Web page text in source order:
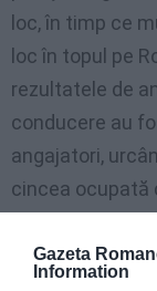
Gazeta
Information
loc, în timp ce
loc în topul pe
rezultatele de
conducere au
angajatori,
cincea ocupată
Principalul
greu să